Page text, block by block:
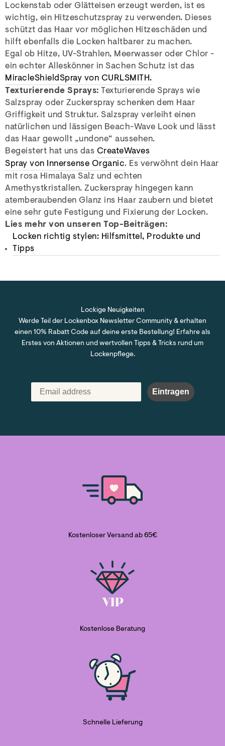
Lockenstab oder Glätteisen erzeugt werden, ist es
wichtig, ein Hitzeschutzspray zu verwenden. Dieses
schützt das Haar vor möglichen Hitzeschäden und
hilft ebenfalls die Locken haltbarer zu machen.
Egal ob Hitze, UV-Strahlen, Meerwasser oder Chlor -
ein echter Alleskönner in Sachen Schutz ist das
MiracleShieldSpray von CURLSMITH.
Texturierende Sprays: Texturierende Sprays wie
Salzspray oder Zuckerspray schenken dem Haar
Griffigkeit und Struktur. Salzspray verleiht einen
natürlichen und lässigen Beach-Wave Look und lässt
das Haar gewollt „undone“ aussehen.
Begeistert hat uns das CreateWaves
Spray von Innersense Organic. Es verwöhnt dein Haar
mit rosa Himalaya Salz und echten
Amethystkristallen. Zuckerspray hingegen kann
atemberaubenden Glanz ins Haar zaubern und bietet
eine sehr gute Festigung und Fixierung der Locken.
Lies mehr von unseren Top-Beiträgen:
Locken richtig stylen: Hilfsmittel, Produkte und
Tipps
Lockige Neuigkeiten
Werde Teil der Lockenbox Newsletter Community & erhalten
einen 10% Rabatt Code auf deine erste Bestellung! Erfahre als
Erstes von Aktionen und wertvollen Tipps & Tricks rund um
Lockenpflege.
Eintragen
Kostenloser Versand ab 65€
Kostenlose Beratung
Schnelle Lieferung